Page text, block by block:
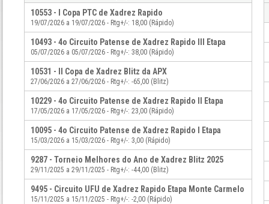
10553 - I Copa PTC de Xadrez Rapido
19/07/2026 a 19/07/2026 - Rtg+/-: 18,00 (Rápido)
10493 - 4o Circuito Patense de Xadrez Rapido III Etapa
05/07/2026 a 05/07/2026 - Rtg+/-: 38,00 (Rápido)
10531 - II Copa de Xadrez Blitz da APX
27/06/2026 a 27/06/2026 - Rtg+/-: -65,00 (Blitz)
10229 - 4o Circuito Patense de Xadrez Rapido II Etapa
17/05/2026 a 17/05/2026 - Rtg+/-: 23,00 (Rápido)
10095 - 4o Circuito Patense de Xadrez Rapido I Etapa
15/03/2026 a 15/03/2026 - Rtg+/-: 3,00 (Rápido)
9287 - Torneio Melhores do Ano de Xadrez Blitz 2025
29/11/2025 a 29/11/2025 - Rtg+/-: -44,00 (Blitz)
9495 - Circuito UFU de Xadrez Rapido Etapa Monte Carmelo
15/11/2025 a 15/11/2025 - Rtg+/-: -2,00 (Rápido)